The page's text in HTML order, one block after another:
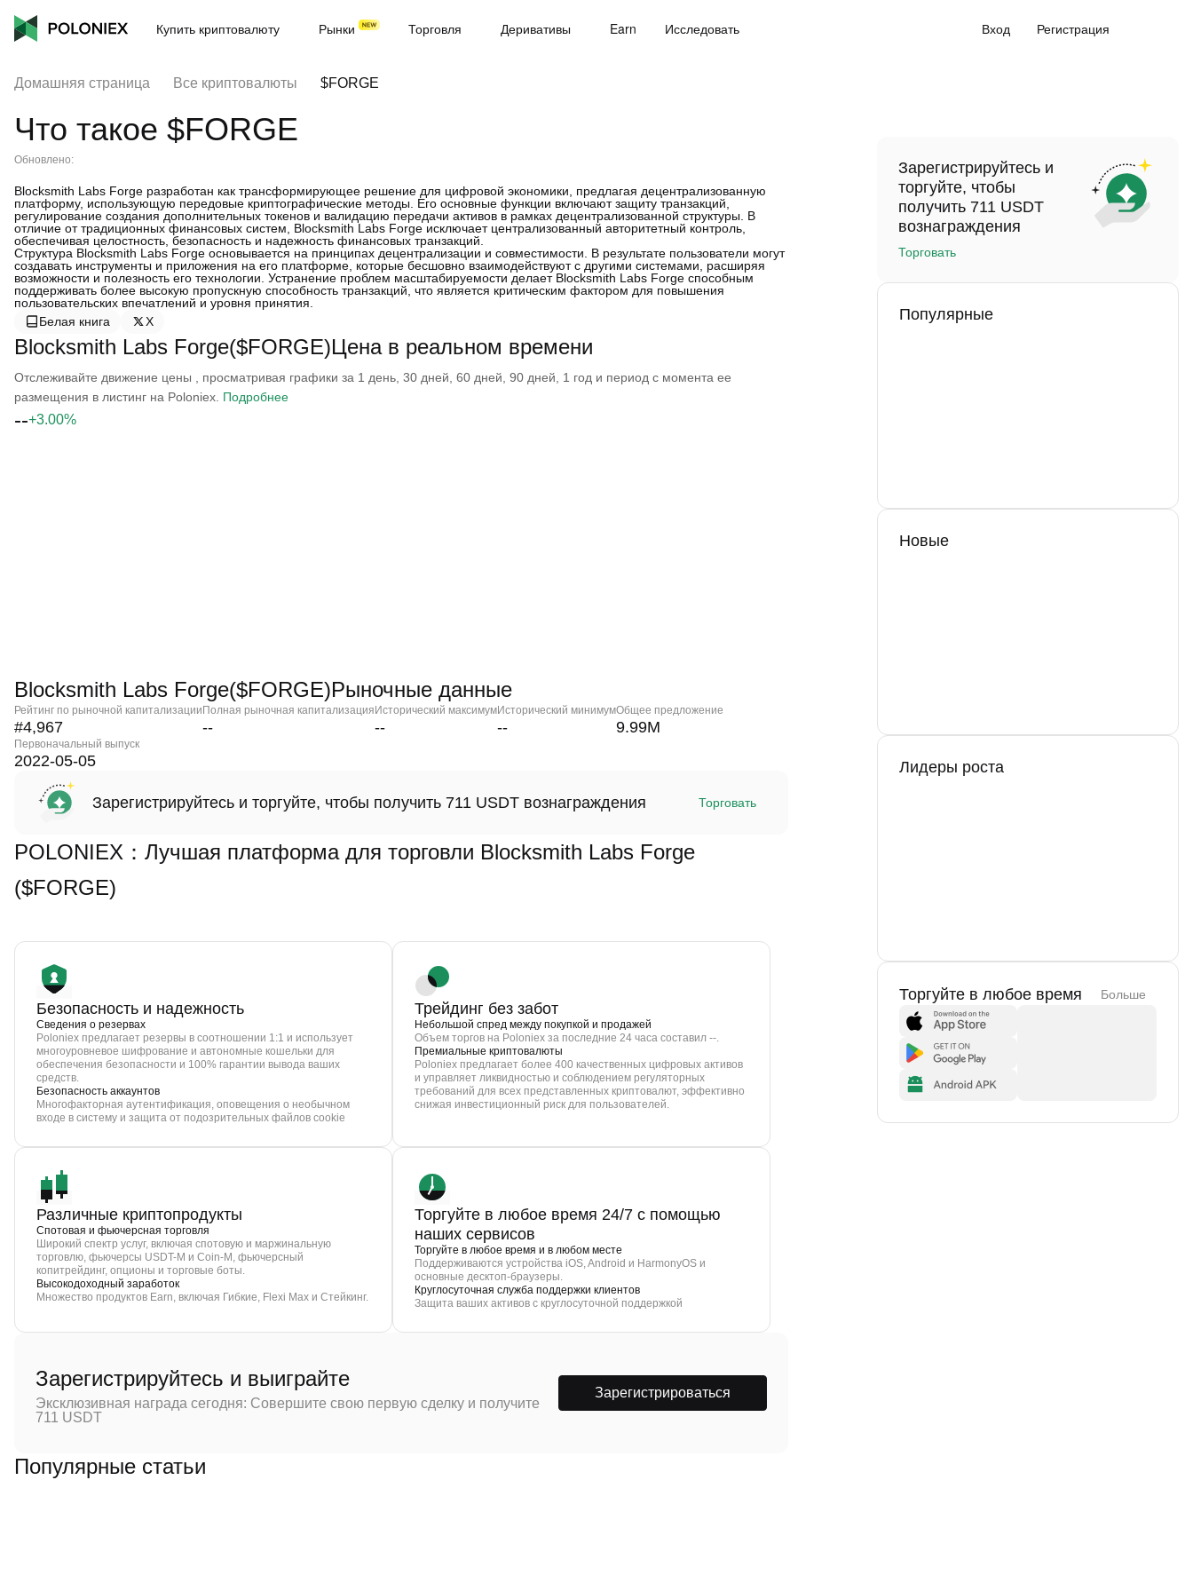
Купить криптовалюту Рынки Торговля Деривативы Earn Исследовать Вход Регистрация
Домашняя страница Все криптовалюты $FORGE
Что такое $FORGE
Обновлено:
Blocksmith Labs Forge разработан как трансформирующее решение для цифровой экономики, предлагая децентрализованную
платформу, использующую передовые криптографические методы. Его основные функции включают защиту транзакций,
регулирование создания дополнительных токенов и валидацию передачи активов в рамках децентрализованной структуры. В
отличие от традиционных финансовых систем, Blocksmith Labs Forge исключает централизованный авторитетный контроль,
обеспечивая целостность, безопасность и надежность финансовых транзакций.
Структура Blocksmith Labs Forge основывается на принципах децентрализации и совместимости. В результате пользователи могут
создавать инструменты и приложения на его платформе, которые бесшовно взаимодействуют с другими системами, расширяя
возможности и полезность его технологии. Устранение проблем масштабируемости делает Blocksmith Labs Forge способным
поддерживать более высокую пропускную способность транзакций, что является критическим фактором для повышения
пользовательских впечатлений и уровня принятия.
Белая книга
X
Blocksmith Labs Forge($FORGE)Цена в реальном времени
Отслеживайте движение цены , просматривая графики за 1 день, 30 дней, 60 дней, 90 дней, 1 год и период с момента ее
размещения в листинг на Poloniex. Подробнее
--+3.00%
Blocksmith Labs Forge($FORGE)Рыночные данные
Рейтинг по рыночной капитализации
#4,967
Полная рыночная капитализация
--
Исторический максимум
--
Исторический минимум
--
Общее предложение
9.99M
Первоначальный выпуск
2022-05-05
Зарегистрируйтесь и торгуйте, чтобы получить 711 USDT вознаграждения Торговать
POLONIEX：Лучшая платформа для торговли Blocksmith Labs Forge
($FORGE)
Безопасность и надежность
Сведения о резервах
Poloniex предлагает резервы в соотношении 1:1 и использует
многоуровневое шифрование и автономные кошельки для
обеспечения безопасности и 100% гарантии вывода ваших
средств.
Безопасность аккаунтов
Многофакторная аутентификация, оповещения о необычном
входе в систему и защита от подозрительных файлов cookie
Трейдинг без забот
Небольшой спред между покупкой и продажей
Объем торгов на Poloniex за последние 24 часа составил --.
Премиальные криптовалюты
Poloniex предлагает более 400 качественных цифровых активов
и управляет ликвидностью и соблюдением регуляторных
требований для всех представленных криптовалют, эффективно
снижая инвестиционный риск для пользователей.
Различные криптопродукты
Спотовая и фьючерсная торговля
Широкий спектр услуг, включая спотовую и маржинальную
торговлю, фьючерсы USDT-M и Coin-M, фьючерсный
копитрейдинг, опционы и торговые боты.
Высокодоходный заработок
Множество продуктов Earn, включая Гибкие, Flexi Max и Стейкинг.
Торгуйте в любое время 24/7 с помощью
наших сервисов
Торгуйте в любое время и в любом месте
Поддерживаются устройства iOS, Android и HarmonyOS и
основные десктоп-браузеры.
Круглосуточная служба поддержки клиентов
Защита ваших активов с круглосуточной поддержкой
Зарегистрируйтесь и выиграйте
Эксклюзивная награда сегодня: Совершите свою первую сделку и получите
711 USDT
Зарегистрироваться
Популярные статьи
Зарегистрируйтесь и
торгуйте, чтобы
получить 711 USDT
вознаграждения
Торговать
Популярные
Новые
Лидеры роста
Торгуйте в любое время Больше